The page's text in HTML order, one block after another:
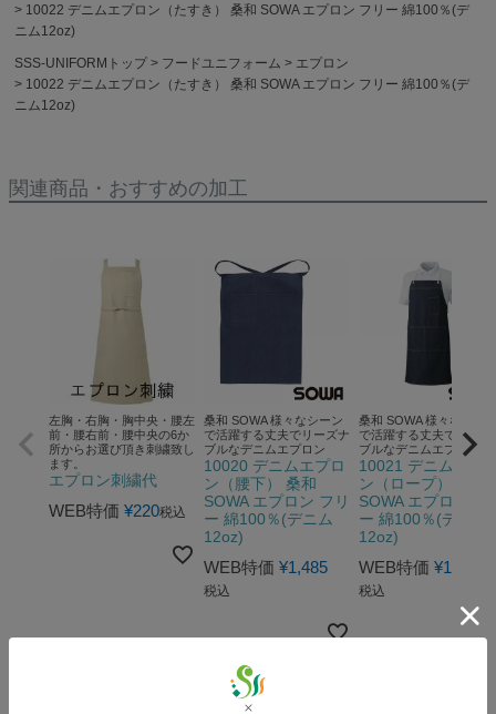
10022 デニムエプロン（たすき） 桑和 SOWA エプロン フリー 綿100％(デ
ニム12oz)
SSS-UNIFORMトップ フードユニフォーム
エプロン
10022 デニムエプロン（たすき） 桑和 SOWA エプロン フリー 綿100％(デ
ニム12oz)
関連商品・おすすめの加工
左胸・右胸・胸中央・腰左
前・腰右前・腰中央の6か
所からお選び頂き刺繍致し
ます。
エプロン刺繍代
WEB特価 ¥220税込
桑和 SOWA 様々なシーン
で活躍する丈夫でリーズナ
ブルなデニムエプロン
10020 デニムエプロ
ン（腰下） 桑和
SOWA エプロン フリ
ー 綿100％(デニム
12oz)
WEB特価 ¥1,485
税込
桑和 SOWA 様々なシー
で活躍する丈夫でリーズ
ブルなデニムエプロン
10021 デニムエプ
ン（ロープ） 桑和
SOWA エプロン フ
ー 綿100％(デニム
12oz)
WEB特価 ¥1,485
税込
RANKING 秋冬用作業服 人気ランキング